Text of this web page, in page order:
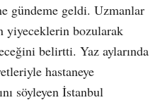
gündeme geldi. Uzmanlar
yiyeceklerin bozularak
belirtti. Yaz aylarında
hastaneye
söyleyen İstanbul